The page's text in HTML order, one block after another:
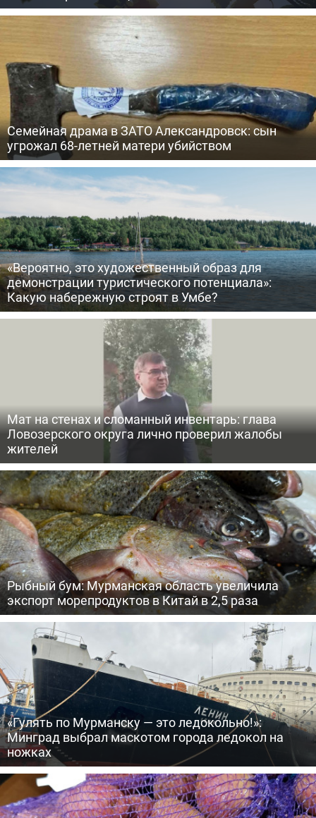
Семейная драма в ЗАТО Александровск: сын
угрожал 68-летней матери убийством
«Вероятно, это художественный образ для
демонстрации туристического потенциала»:
Какую набережную строят в Умбе?
Мат на стенах и сломанный инвентарь: глава
Ловозерского округа лично проверил жалобы
жителей
Рыбный бум: Мурманская область увеличила
экспорт морепродуктов в Китай в 2,5 раза
«Гулять по Мурманску — это ледокольно!»:
Минград выбрал маскотом города ледокол на
ножках